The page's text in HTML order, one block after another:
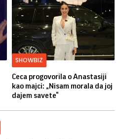
SHOWBIZ
Ceca progovorila o Anastasiji
kao majci: „Nisam morala da joj
dajem savete“